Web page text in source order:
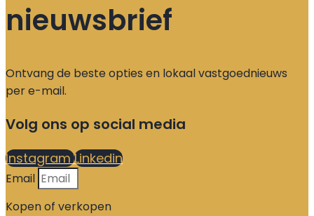
nieuwsbrief
Ontvang de beste opties en lokaal vastgoednieuws
per e-mail.
Volg ons op social media
Instagram Linkedin
Email
Kopen of verkopen